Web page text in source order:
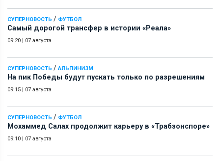
СУПЕРНОВОСТЬ / ФУТБОЛ
Самый дорогой трансфер в истории «Реала»
09:20 | 07 августа
СУПЕРНОВОСТЬ / АЛЬПИНИЗМ
На пик Победы будут пускать только по разрешениям
09:15 | 07 августа
СУПЕРНОВОСТЬ / ФУТБОЛ
Мохаммед Салах продолжит карьеру в «Трабзонспоре»
09:10 | 07 августа